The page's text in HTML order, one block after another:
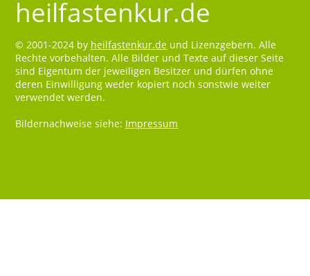
heilfastenkur.de
© 2001-2024 by heilfastenkur.de und Lizenzgebern. Alle
Rechte vorbehalten. Alle Bilder und Texte auf dieser Seite
sind Eigentum der jeweiligen Besitzer und dürfen ohne
deren Einwilligung weder kopiert noch sonstwie weiter
verwendet werden.
Bildernachweise siehe: Impressum